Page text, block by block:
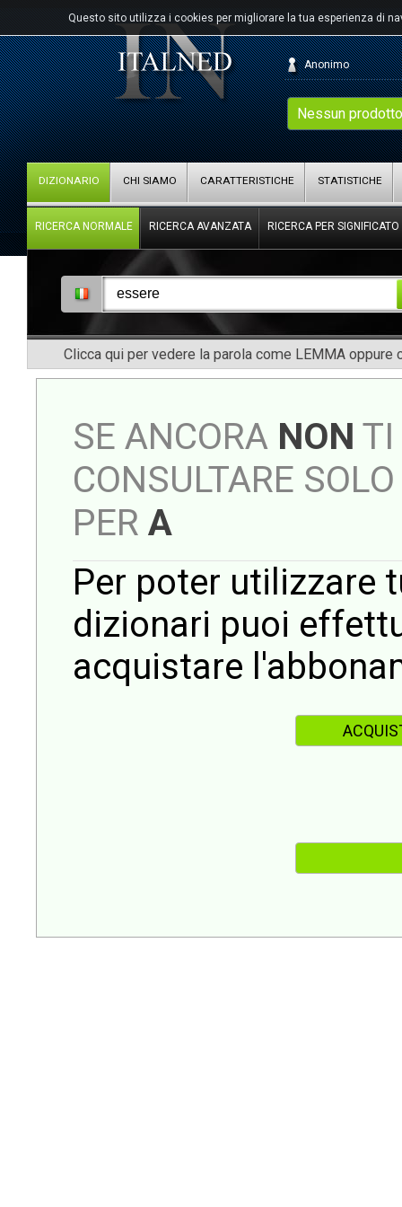
Questo sito utilizza i cookies per migliorare la tua esperienza di
Nessun
Anonimo
DIZIONARIO CHI SIAMO CARATTERISTICHE STATISTICHE
RICERCA NORMALE RICERCA AVANZATA RICERCA PER SIGNIFICATO
Clicca qui per vedere la parola come LEMMA oppure
SE ANCORA NON TI
CONSULTARE
PER A
Per poter utilizzare
dizionari puoi
acquistare